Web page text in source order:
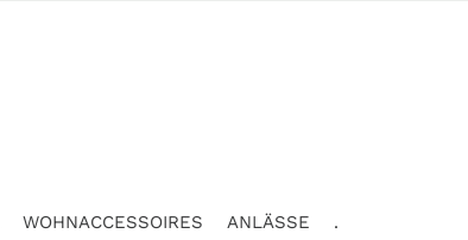
WOHNACCESSOIRES ANLÄSSE .